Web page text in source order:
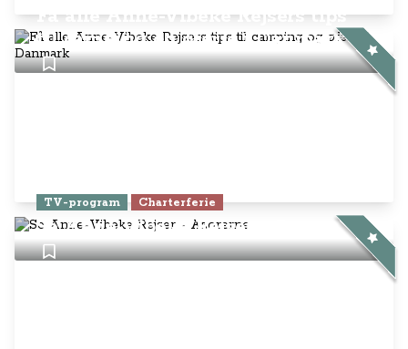
Få alle Anne-Vibeke Rejsers tips
til camping og øferie i Danmark
TV-program Charterferie
Se Anne-Vibeke Rejser - Azorerne